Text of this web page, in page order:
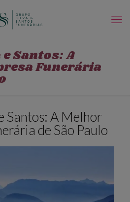
Santos: A
Funerária
Santos: A Melhor
de São Paulo